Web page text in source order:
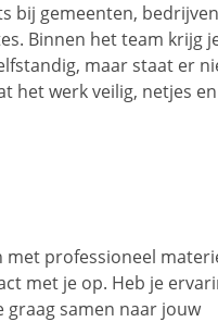
bij gemeenten,
Binnen het team krijg
maar staat er
het werk veilig, netjes
met professioneel
met je op. Heb je
graag samen naar jouw